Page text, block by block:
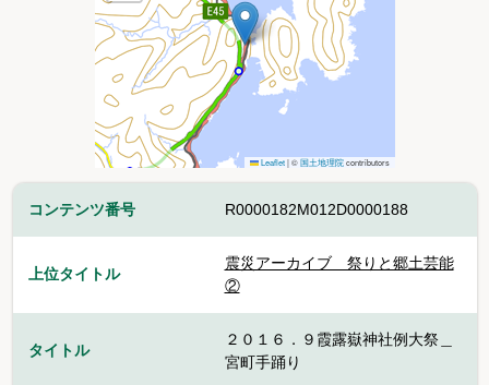
Leaflet |©国土地理院contributors
コンテンツ番号 R0000182M012D0000188
上位タイトル
震災アーカイブ 祭りと郷土芸能
②
タイトル
２０１６．９霞露嶽神社例大祭＿
宮町手踊り